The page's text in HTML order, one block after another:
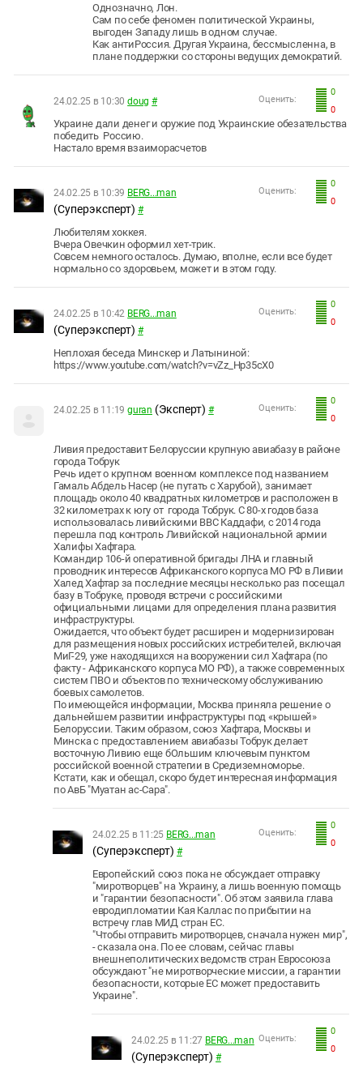
Однозначно, Лон.
Сам по себе феномен политической Украины,
выгоден Западу лишь в одном случае.
Как антиРоссия. Другая Украина, бессмысленна, в
плане поддержки со стороны ведущих демократий.
0
0
Оценить:
24.02.25 в 10:30 doug #
Украине дали денег и оружие под Украинские обезательства
победить Россию.
Настало время взаиморасчетов
0
0
Оценить:
24.02.25 в 10:39 BERG...man
(Суперэксперт) #
Любителям хоккея.
Вчера Овечкин оформил хет-трик.
Совсем немного осталось. Думаю, вполне, если все будет
нормально со здоровьем, может и в этом году.
0
0
Оценить:
24.02.25 в 10:42 BERG...man
(Суперэксперт) #
Неплохая беседа Минскер и Латыниной:
https://www.youtube.com/watch?v=vZz_Hp35cX0
0
0
Оценить:
24.02.25 в 11:19 guran (Эксперт) #
Ливия предоставит Белоруссии крупную авиабазу в районе
города Тобрук
Речь идет о крупном военном комплексе под названием
Гамаль Абдель Насер (не путать с Харубой), занимает
площадь около 40 квадратных километров и расположен в
32 километрах к югу от города Тобрук. С 80-х годов база
использовалась ливийскими ВВС Каддафи, с 2014 года
перешла под контроль Ливийской национальной армии
Халифы Хафтара.
Командир 106-й оперативной бригады ЛНА и главный
проводник интересов Африканского корпуса МО РФ в Ливии
Халед Хафтар за последние месяцы несколько раз посещал
базу в Тобруке, проводя встречи с российскими
официальными лицами для определения плана развития
инфраструктуры.
Ожидается, что объект будет расширен и модернизирован
для размещения новых российских истребителей, включая
МиГ-29, уже находящихся на вооружении сил Хафтара (по
факту - Африканского корпуса МО РФ), а также современных
систем ПВО и объектов по техническому обслуживанию
боевых самолетов.
По имеющейся информации, Москва приняла решение о
дальнейшем развитии инфраструктуры под «крышей»
Белоруссии. Таким образом, союз Хафтара, Москвы и
Минска с предоставлением авиабазы ​​Тобрук делает
восточную Ливию еще бОльшим ключевым пунктом
российской военной стратегии в Средиземноморье.
Кстати, как и обещал, скоро будет интересная информация
по АвБ "Муатан ас-Сара".
0
0
Оценить:
24.02.25 в 11:25 BERG...man
(Суперэксперт) #
Европейский союз пока не обсуждает отправку
"миротворцев" на Украину, а лишь военную помощь
и "гарантии безопасности". Об этом заявила глава
евродипломатии Кая Каллас по прибытии на
встречу глав МИД стран ЕС.
"Чтобы отправить миротворцев, сначала нужен мир",
- сказала она. По ее словам, сейчас главы
внешнеполитических ведомств стран Евросоюза
обсуждают "не миротворческие миссии, а гарантии
безопасности, которые ЕС может предоставить
Украине".
0
0
Оценить:
24.02.25 в 11:27 BERG...man
(Суперэксперт) #